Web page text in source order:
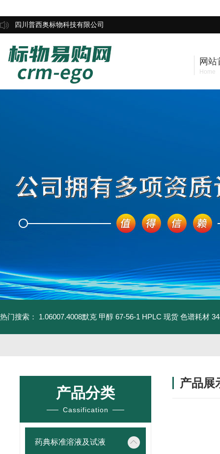
四川普西奥标物科技有限公司
网站
Home
热门搜索： 1.06007.4008默克 甲醇 67-56-1 HPLC 现货 色谱耗材
产品分类
Cassification
药典标准溶液及试液
产品展